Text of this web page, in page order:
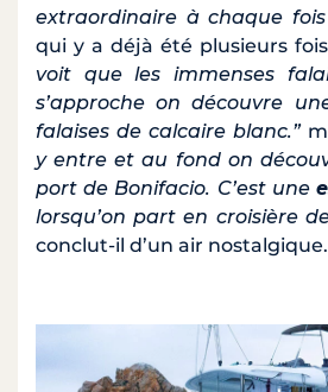
extraordinaire à chaque fois
qui y a déjà été plusieurs
voit que les immenses
s’approche on découvre
falaises de calcaire blanc.”
y entre et au fond on
port de Bonifacio. C’est une
lorsqu’on part en croisière
conclut-il d’un air nostalgique.